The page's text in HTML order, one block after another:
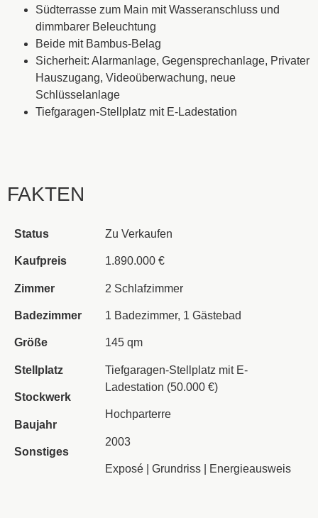
Südterrasse zum Main mit Wasseranschluss und
dimmbarer Beleuchtung
Beide mit Bambus-Belag
Sicherheit: Alarmanlage, Gegensprechanlage, Privater
Hauszugang, Videoüberwachung, neue
Schlüsselanlage
Tiefgaragen-Stellplatz mit E-Ladestation
FAKTEN
Status
Kaufpreis
Zimmer
Badezimmer
Größe
Stellplatz
Stockwerk
Baujahr
Sonstiges
Zu Verkaufen
1.890.000 €
2 Schlafzimmer
1 Badezimmer, 1 Gästebad
145 qm
Tiefgaragen-Stellplatz mit E-
Ladestation (50.000 €)
Hochparterre
2003
Exposé |Grundriss Energieausweis